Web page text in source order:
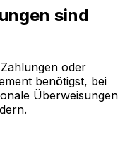
sind
oder
benötigst, bei
Überweisungen